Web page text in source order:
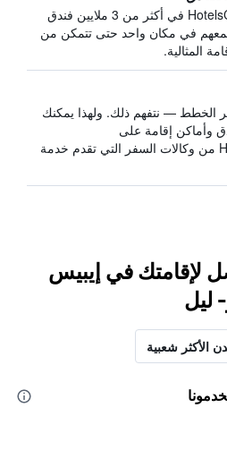
يبحث HotelsCombined في أكثر من 3 ملايين فندق
في مكان واحد حتى تتمكن من
المثالية.
الخطط — نتفهم ذلك. ولهذا يمكنك
وأماكن إقامة على
HotelsCombined من وكالات السفر التي تقدم خدمة
لإقامتك في إيبيس
ليل
الأكثر شعبية